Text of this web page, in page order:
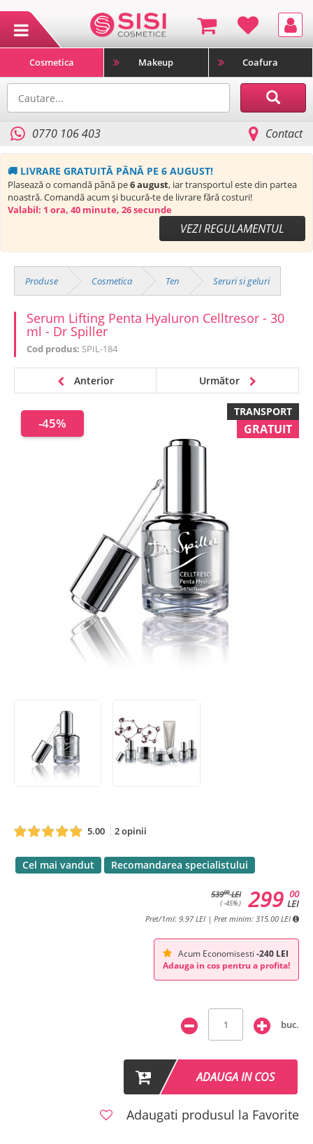
Cosmetica Makeup Coafura
0770 106 403 Contact
🚚 LIVRARE GRATUITĂ PÂNĂ PE 6 AUGUST!
Plasează o comandă până pe6 august, iar transportul este din partea
noastră. Comandă acum și bucură-te de livrare fără costuri!
Valabil: 1 ora, 40 minute, 25 secunde
VEZI REGULAMENTUL
Produse Cosmetica Ten Seruri si geluri
Serum Lifting Penta Hyaluron Celltresor - 30
ml - Dr Spiller
Cod produs: SPIL-184
Anterior Următor
TRANSPORT
GRATUIT
-45%
5.00 2 opinii
Cel mai vandut Recomandarea specialistului
53900LEI
( -45% )
00
LEI
299
Pret/1ml: 9.97 LEI | Pret minim: 315.00 LEI
Acum Economisesti -240 LEI
Adauga in cos pentru a profita!
buc.
ADAUGA IN COS
Adaugati produsul la Favorite